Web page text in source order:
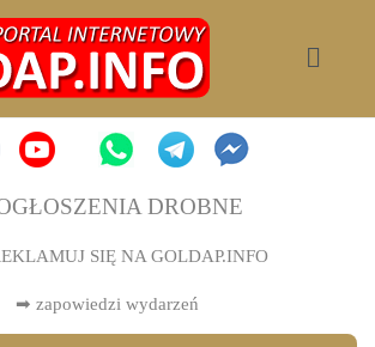
DROBNE
SIĘ NA GOLDAP.INFO
➡ zapowiedzi wydarzeń